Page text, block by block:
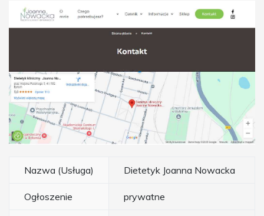
Nazwa (Usługa) Dietetyk Joanna Nowacka
Ogłoszenie prywatne